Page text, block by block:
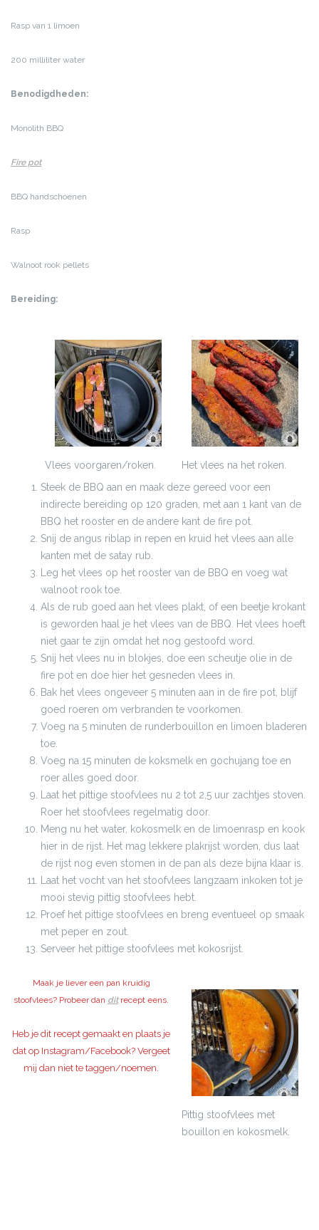
Rasp van 1 limoen
200 milliliter water
Benodigdheden:
Monolith BBQ
Fire pot
BBQ handschoenen
Rasp
Walnoot rook pellets
Bereiding:
Het vlees na het roken.
Vlees voorgaren/roken.
Steek de BBQ aan en maak deze gereed voor een
indirecte bereiding op 120 graden, met aan 1 kant van de
BBQ het rooster en de andere kant de fire pot.
Snij de angus riblap in repen en kruid het vlees aan alle
kanten met de satay rub.
Leg het vlees op het rooster van de BBQ en voeg wat
walnoot rook toe.
Als de rub goed aan het vlees plakt, of een beetje krokant
is geworden haal je het vlees van de BBQ. Het vlees hoeft
niet gaar te zijn omdat het nog gestoofd word.
Snij het vlees nu in blokjes, doe een scheutje olie in de
fire pot en doe hier het gesneden vlees in.
Bak het vlees ongeveer 5 minuten aan in de fire pot, blijf
goed roeren om verbranden te voorkomen.
Voeg na 5 minuten de runderbouillon en limoen bladeren
toe.
Voeg na 15 minuten de koksmelk en gochujang toe en
roer alles goed door.
Laat het pittige stoofvlees nu 2 tot 2,5 uur zachtjes stoven.
Roer het stoofvlees regelmatig door.
Meng nu het water, kokosmelk en de limoenrasp en kook
hier in de rijst. Het mag lekkere plakrijst worden, dus laat
de rijst nog even stomen in de pan als deze bijna klaar is.
Laat het vocht van het stoofvlees langzaam inkoken tot je
mooi stevig pittig stoofvlees hebt.
Proef het pittige stoofvlees en breng eventueel op smaak
met peper en zout.
Serveer het pittige stoofvlees met kokosrijst.
Pittig stoofvlees met
bouillon en kokosmelk.
Maak je liever een pan kruidig
stoofvlees? Probeer dan ditrecept eens.
Heb je dit recept gemaakt en plaats je
dat op Instagram/Facebook? Vergeet
mij dan niet te taggen/noemen.